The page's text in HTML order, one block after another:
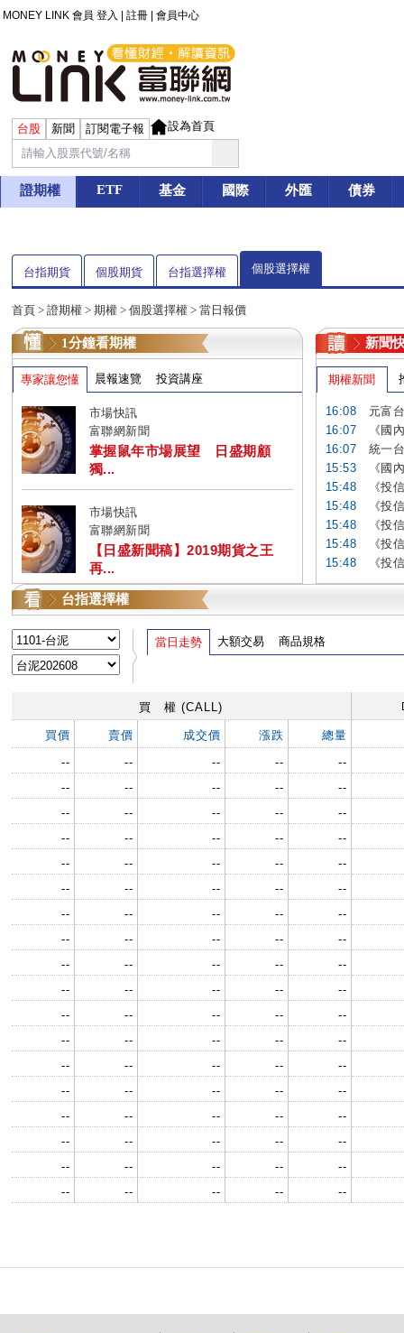
MONEY LINK 會員 登入 註冊 會員中心
台股 新聞 訂閱電子報 設為首頁
證期權 ETF 基金 國際 外匯 債券
台指期貨 個股期貨 台指選擇權 個股選擇權
首頁 > 證期權 > 期權 > 個股選擇權 > 當日報價
1分鐘看期權
專家讓您懂 晨報速覽 投資講座
市場快訊
富聯網新聞
掌握鼠年市場展望 日盛期顧
獨...
市場快訊
富聯網新聞
【日盛新聞稿】2019期貨之王
再...
新聞
期權新聞
16:08
元富
16:07
《國
16:07
統一
15:53
《國
15:48
《投
15:48
《投
15:48
《投
15:48
《投
15:48
《投
台指選擇權
當日走勢 大額交易 商品規格
買 權 (CALL)
買價 賣價 成交價 漲跌
總量
--
-- -- --
--
--
-- -- --
--
--
-- -- --
--
--
-- -- --
--
--
-- -- --
--
--
-- -- --
--
--
-- -- --
--
--
-- -- --
--
--
-- -- --
--
--
-- -- --
--
--
-- -- --
--
--
-- -- --
--
--
-- -- --
--
--
-- -- --
--
--
-- -- --
--
--
-- -- --
--
--
-- -- --
--
--
-- -- -- --